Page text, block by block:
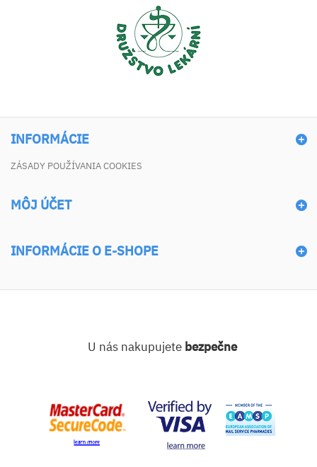
INFORMÁCIE
ZÁSADY POUŽÍVANIA COOKIES
MÔJ ÚČET
INFORMÁCIE O E-SHOPE
U nás nakupujete bezpečne